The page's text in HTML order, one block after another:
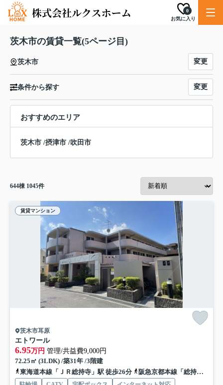
お気に入り
0
茨木市の賃貸一覧(5ページ目)
茨木市 変更
条件から探す 変更
おすすめのエリア
茨木市 /摂津市 /吹田市
644棟 1045件
賃貸マンション
茨木市耳原
エトワール
6.95万円 管理/共益費9,000円
72.25㎡ (3LDK) /築31年 /3階建
東海道本線「ＪＲ総持寺」駅 徒歩26分
阪急京都本線「総持寺」駅 徒歩33分